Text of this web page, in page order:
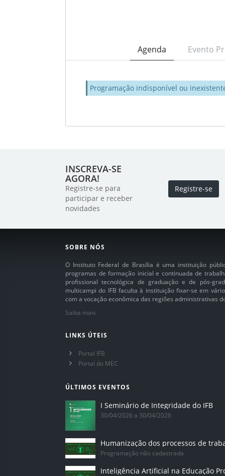
Agenda Evento
Programação indisponível ou
INSCREVA-SE
AGORA!
Registre-se para
participar e receber
novidades
Registre-se
SOBRE NÓS
O Instituto Federal de Brasília é uma instituição
programas de formação inicial e continuada de
profissional tecnológica de graduação e de pós-
multicampi do IFB faculta à instituição fixar-se em
com a vocação econômica das regiões administrativas
Saiba mais
LINKS ÚTEIS
Portal IFB
Portal do MEC
ÚLTIMOS EVENTOS
I Seminário de Integridade do IFB
30/04/2026 a 30/04/2026
Humanização dos processos de
Programação não cadastrada